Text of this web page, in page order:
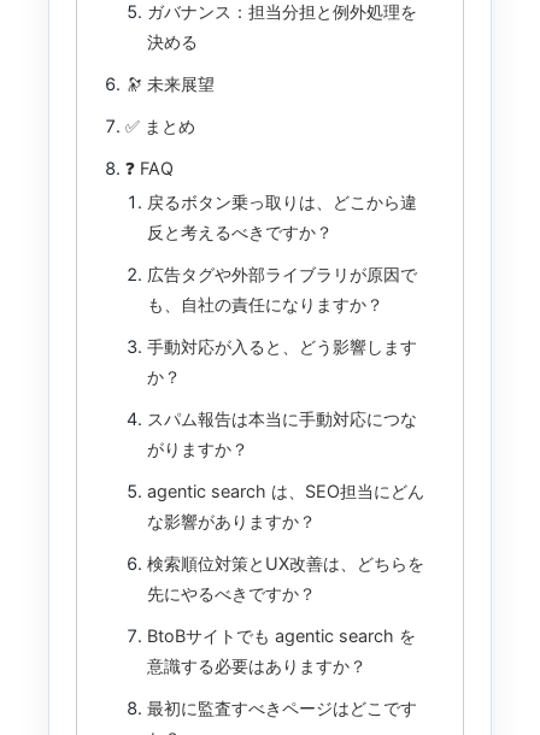
ガバナンス：担当分担と例外処理を
決める
🔭 未来展望
✅ まとめ
❓ FAQ
戻るボタン乗っ取りは、どこから違
反と考えるべきですか？
広告タグや外部ライブラリが原因で
も、自社の責任になりますか？
手動対応が入ると、どう影響します
か？
スパム報告は本当に手動対応につな
がりますか？
agentic search は、SEO担当にどん
な影響がありますか？
検索順位対策とUX改善は、どちらを
先にやるべきですか？
BtoBサイトでも agentic search を
意識する必要はありますか？
最初に監査すべきページはどこです